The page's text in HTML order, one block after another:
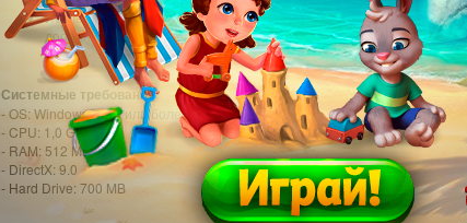
Исследуйте подуровни, бонусные уровни, супербонусные уровни и
дополнительные супербонусные уровни!
Системные требования:
- OS: Windows Vista или более поздняя версия
- CPU: 1,0 GHz
- RAM: 512 MB
- DirectX: 9.0
- Hard Drive: 700 MB